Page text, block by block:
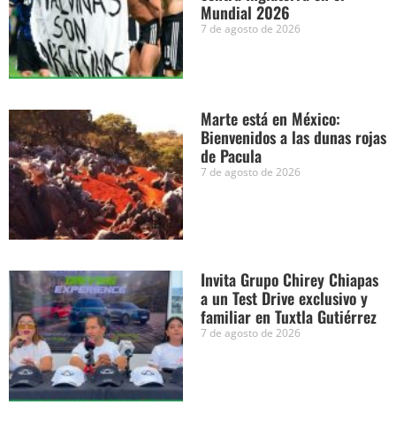
Mundial 2026
7 de agosto de 2026
Marte está en México:
Bienvenidos a las dunas rojas
de Pacula
7 de agosto de 2026
Invita Grupo Chirey Chiapas
a un Test Drive exclusivo y
familiar en Tuxtla Gutiérrez
7 de agosto de 2026